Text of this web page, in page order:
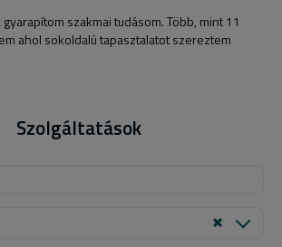
szakmai tudásom. Több, mint 11
ahol sokoldalú tapasztalatot szereztem
Szolgáltatások